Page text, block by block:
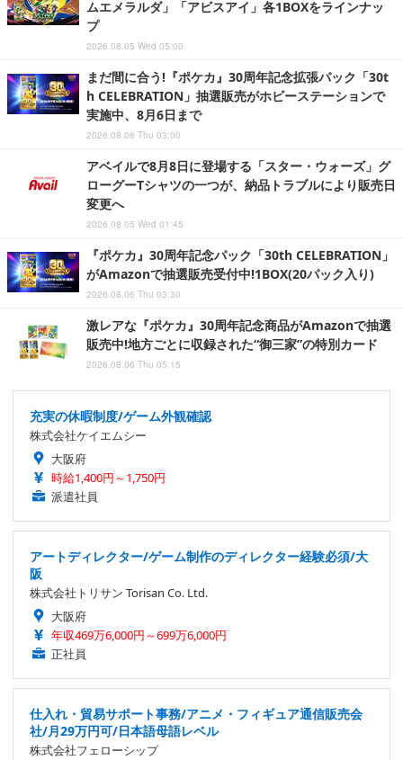
ムエメラルダ」「アビスアイ」各1BOXをラインナッ
プ
2026.08.05 Wed 05:00
まだ間に合う!『ポケカ』30周年記念拡張パック「30t
h CELEBRATION」抽選販売がホビーステーションで
実施中、8月6日まで
2026.08.06 Thu 03:00
アベイルで8月8日に登場する「スター・ウォーズ」グ
ローグーTシャツの一つが、納品トラブルにより販売日
変更へ
2026.08.05 Wed 01:45
『ポケカ』30周年記念パック「30th CELEBRATION」
がAmazonで抽選販売受付中!1BOX(20パック入り)
2026.08.06 Thu 03:30
激レアな『ポケカ』30周年記念商品がAmazonで抽選
販売中!地方ごとに収録された“御三家”の特別カード
2026.08.06 Thu 05:15
充実の休暇制度/ゲーム外観確認
株式会社ケイエムシー
大阪府
時給1,400円～1,750円
派遣社員
アートディレクター/ゲーム制作のディレクター経験必須/大
阪
株式会社トリサン Torisan Co. Ltd.
大阪府
年収469万6,000円～699万6,000円
正社員
仕入れ・貿易サポート事務/アニメ・フィギュア通信販売会
社/月29万円可/日本語母語レベル
株式会社フェローシップ